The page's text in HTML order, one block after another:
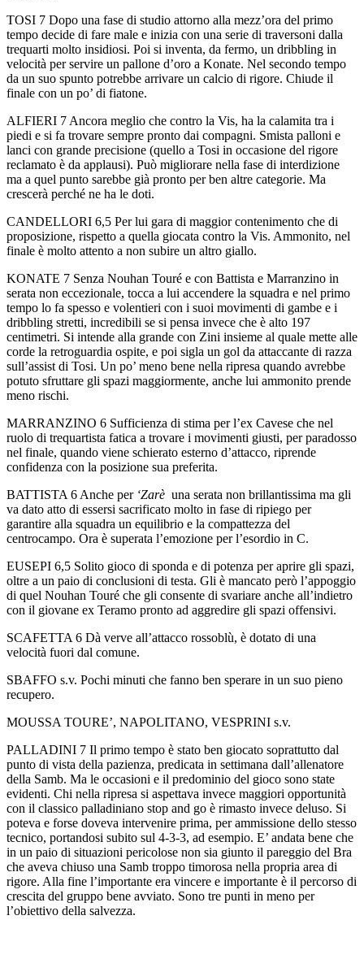
TOSI 7 Dopo una fase di studio attorno alla mezz’ora del primo
tempo decide di fare male e inizia con una serie di traversoni dalla
trequarti molto insidiosi. Poi si inventa, da fermo, un dribbling in
velocità per servire un pallone d’oro a Konate. Nel secondo tempo
da un suo spunto potrebbe arrivare un calcio di rigore. Chiude il
finale con un po’ di fiatone.
ALFIERI 7 Ancora meglio che contro la Vis, ha la calamita tra i
piedi e si fa trovare sempre pronto dai compagni. Smista palloni e
lanci con grande precisione (quello a Tosi in occasione del rigore
reclamato è da applausi). Può migliorare nella fase di interdizione
ma a quel punto sarebbe già pronto per ben altre categorie. Ma
crescerà perché ne ha le doti.
CANDELLORI 6,5 Per lui gara di maggior contenimento che di
proposizione, rispetto a quella giocata contro la Vis. Ammonito, nel
finale è molto attento a non subire un altro giallo.
KONATE 7 Senza Nouhan Touré e con Battista e Marranzino in
serata non eccezionale, tocca a lui accendere la squadra e nel primo
tempo lo fa spesso e volentieri con i suoi movimenti di gambe e i
dribbling stretti, incredibili se si pensa invece che è alto 197
centimetri. Si intende alla grande con Zini insieme al quale mette alle
corde la retroguardia ospite, e poi sigla un gol da attaccante di razza
sull’assist di Tosi. Un po’ meno bene nella ripresa quando avrebbe
potuto sfruttare gli spazi maggiormente, anche lui ammonito prende
meno rischi.
MARRANZINO 6 Sufficienza di stima per l’ex Cavese che nel
ruolo di trequartista fatica a trovare i movimenti giusti, per paradosso
nel finale, quando viene schierato esterno d’attacco, riprende
confidenza con la posizione sua preferita.
BATTISTA 6 Anche per ‘Zarè una serata non brillantissima ma gli
va dato atto di essersi sacrificato molto in fase di ripiego per
garantire alla squadra un equilibrio e la compattezza del
centrocampo. Ora è superata l’emozione per l’esordio in C.
EUSEPI 6,5 Solito gioco di sponda e di potenza per aprire gli spazi,
oltre a un paio di conclusioni di testa. Gli è mancato però l’appoggio
di quel Nouhan Touré che gli consente di svariare anche all’indietro
con il giovane ex Teramo pronto ad aggredire gli spazi offensivi.
SCAFETTA 6 Dà verve all’attacco rossoblù, è dotato di una
velocità fuori dal comune.
SBAFFO s.v. Pochi minuti che fanno ben sperare in un suo pieno
recupero.
MOUSSA TOURE’, NAPOLITANO, VESPRINI s.v.
PALLADINI 7 Il primo tempo è stato ben giocato soprattutto dal
punto di vista della pazienza, predicata in settimana dall’allenatore
della Samb. Ma le occasioni e il predominio del gioco sono state
evidenti. Chi nella ripresa si aspettava invece maggiori opportunità
con il classico palladiniano stop and go è rimasto invece deluso. Si
poteva e forse doveva intervenire prima, per ammissione dello stesso
tecnico, portandosi subito sul 4-3-3, ad esempio. E’ andata bene che
in un paio di situazioni pericolose non sia giunto il pareggio del Bra
che aveva chiuso una Samb troppo timorosa nella propria area di
rigore. Alla fine l’importante era vincere e importante è il percorso di
crescita del gruppo bene avviato. Sono tre punti in meno per
l’obiettivo della salvezza.